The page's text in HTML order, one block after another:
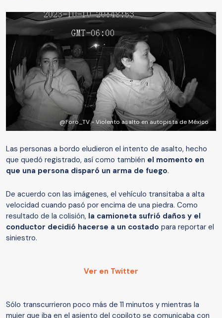
@Foro_TV - Violento asalto en autopista de México
Las personas a bordo eludieron el intento de asalto, hecho
que quedó registrado, así como también el momento en
que una persona disparó un arma de fuego.
De acuerdo con las imágenes, el vehículo transitaba a alta
velocidad cuando pasó por encima de una piedra. Como
resultado de la colisión, la camioneta sufrió daños y el
conductor decidió hacerse a un costado para reportar el
siniestro.
Ver en Twitter
Sólo transcurrieron poco más de 11 minutos y mientras la
mujer que iba en el asiento del copiloto se comunicaba con